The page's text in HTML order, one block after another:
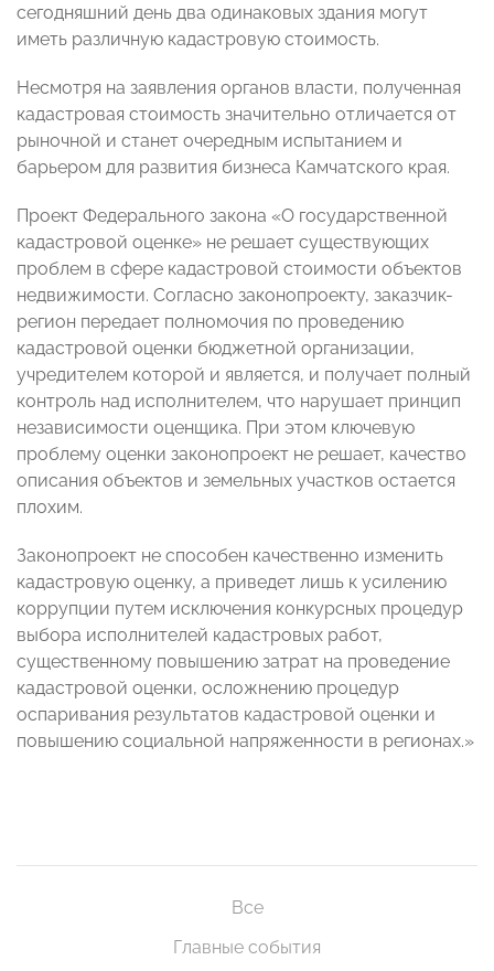
сегодняшний день два одинаковых здания могут
иметь различную кадастровую стоимость.
Несмотря на заявления органов власти, полученная
кадастровая стоимость значительно отличается от
рыночной и станет очередным испытанием и
барьером для развития бизнеса Камчатского края.
Проект Федерального закона «О государственной
кадастровой оценке» не решает существующих
проблем в сфере кадастровой стоимости объектов
недвижимости. Согласно законопроекту, заказчик-
регион передает полномочия по проведению
кадастровой оценки бюджетной организации,
учредителем которой и является, и получает полный
контроль над исполнителем, что нарушает принцип
независимости оценщика. При этом ключевую
проблему оценки законопроект не решает, качество
описания объектов и земельных участков остается
плохим.
Законопроект не способен качественно изменить
кадастровую оценку, а приведет лишь к усилению
коррупции путем исключения конкурсных процедур
выбора исполнителей кадастровых работ,
существенному повышению затрат на проведение
кадастровой оценки, осложнению процедур
оспаривания результатов кадастровой оценки и
повышению социальной напряженности в регионах.»
Все
Главные события